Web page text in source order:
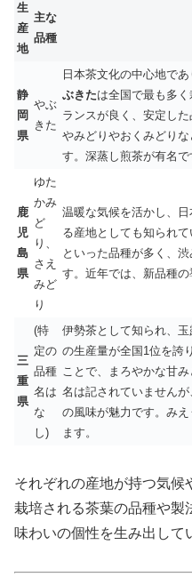
生
産
地
主な
品種
静
岡
県
やぶ
きた
日本茶文化の中心地で
ぶきたは全国で最も多
ランスが良く、安定し
やみどりやおくみどり
す。深蒸し煎茶が有名で
鹿
児
島
県
ゆた
かみ
ど
り、
さえ
みど
り
温暖な気候を活かし、
る産地としても知られて
といった品種が多く、
す。近年では、新品種の
三
重
県
(特
定の
品種
名は
な
し)
伊勢茶として知られ、
の生産量が全国1位を誇
ことで、まろやかな甘
名は記されていません
の風味が魅力です。み
ます。
それぞれの産地が持つ気候
栽培される茶葉の品種や製
味わいの個性を生み出して